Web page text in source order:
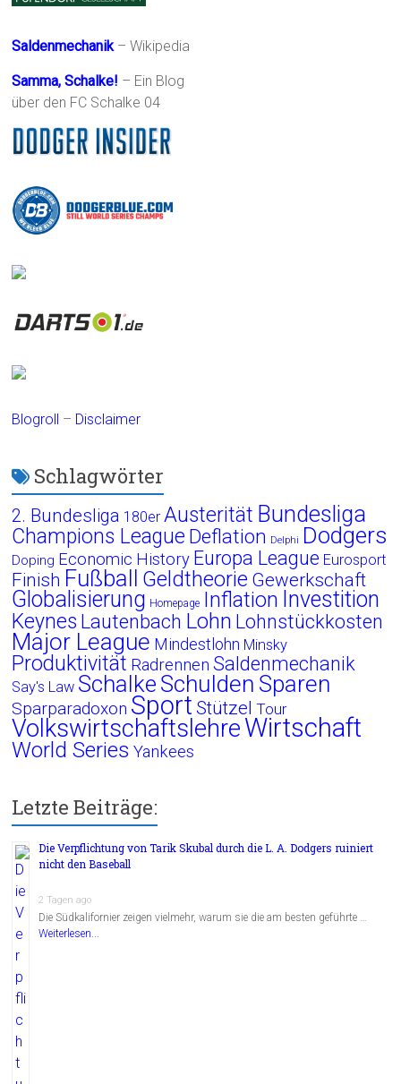
Saldenmechanik– Wikipedia
Samma, Schalke! – Ein Blog
über den FC Schalke 04
Blogroll – Disclaimer
Schlagwörter
2. Bundesliga 180er Austerität Bundesliga
Champions League Deflation Delphi Dodgers
Doping Economic History Europa League Eurosport
Finish Fußball Geldtheorie Gewerkschaft
Globalisierung Homepage Inflation Investition
Keynes Lautenbach Lohn Lohnstückkosten
Major League Mindestlohn Minsky
Produktivität Radrennen Saldenmechanik
Say's Law Schalke Schulden Sparen
Sparparadoxon Sport Stützel Tour
VolkswirtschaftslehreWirtschaft
World Series Yankees
Letzte Beiträge:
Die Verpflichtung von Tarik Skubal durch die L. A. Dodgers ruiniert
nicht den Baseball
2 Tagen ago
Die Südkalifornier zeigen vielmehr, warum sie die am besten geführte …
Weiterlesen...